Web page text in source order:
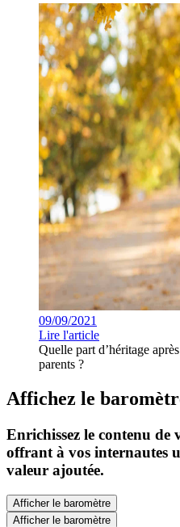
09/09/2021
Lire l'article
Quelle part d’héritage
parents ?
Affichez le
Enrichissez le contenu de
offrant à vos internautes
valeur ajoutée.
Afficher le baromètre
Afficher le baromètre